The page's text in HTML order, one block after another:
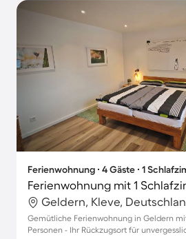
Ferienwohnung ∙ 4 Gäste ∙ 1
Geldern, Kleve,
Gemütliche Ferienwohnung in Geldern
Personen - Ihr Rückzugsort für